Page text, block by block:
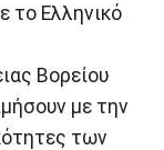
το Ελληνικό
Βορείου
με την
των